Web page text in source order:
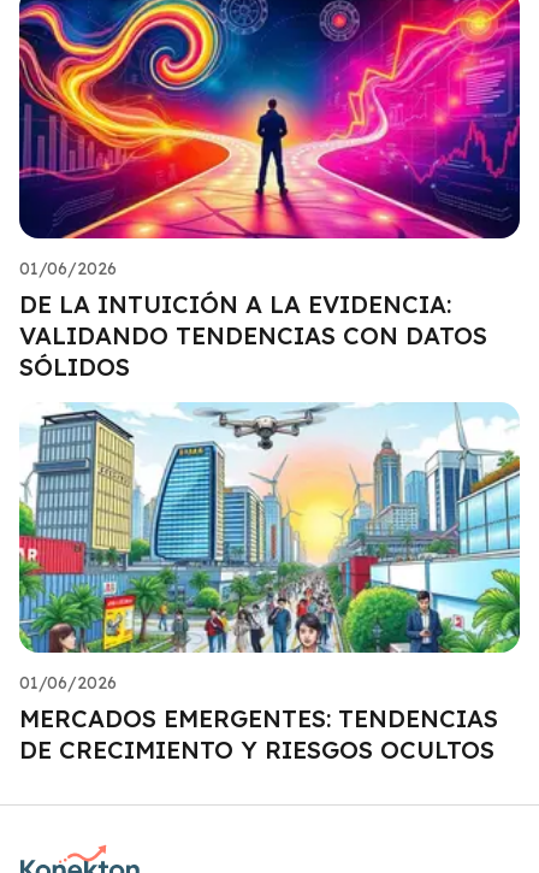
01/06/2026
DE LA INTUICIÓN A LA EVIDENCIA:
VALIDANDO TENDENCIAS CON DATOS
SÓLIDOS
01/06/2026
MERCADOS EMERGENTES: TENDENCIAS
DE CRECIMIENTO Y RIESGOS OCULTOS